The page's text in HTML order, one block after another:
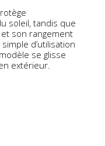
soleil, tandis que
son rangement
d’utilisation
se glisse
extérieur.